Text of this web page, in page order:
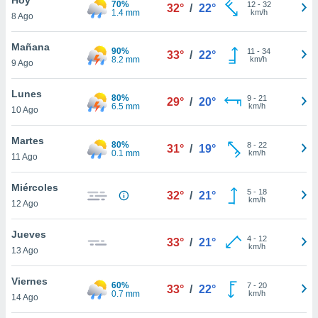
y
en
más
de
8 Ago
70%
1.4 mm
32° / 22° 12- 32
km/h
Mañana
9 Ago
90%
8.2 mm
33° / 22° 11 - 34
km/h
Lunes
10 Ago
80%
6.5 mm
29° / 20° 9- 21
km/h
Martes
11 Ago
80%
0.1 mm
31° / 19° 8- 22
km/h
Miércoles
12 Ago
32° / 21° 5- 18
km/h
Jueves
13 Ago
33° / 21° 4- 12
km/h
Viernes
14 Ago
60%
0.7 mm
33° / 22° 7- 20
km/h